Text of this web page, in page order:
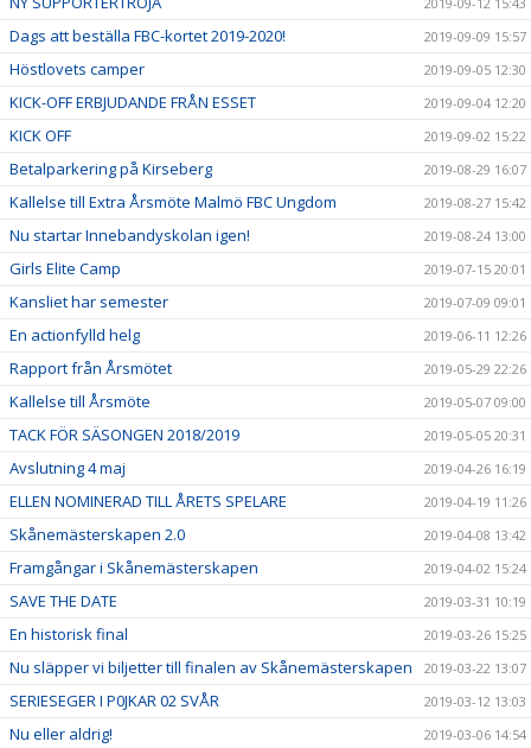
Dags att beställa FBC-kortet 2019-2020! 2019-09-09 15:57
Höstlovets camper 2019-09-05 12:30
KICK-OFF ERBJUDANDE FRÅN ESSET 2019-09-04 12:20
KICK OFF 2019-09-02 15:22
Betalparkering på Kirseberg 2019-08-29 16:07
Kallelse till Extra Årsmöte Malmö FBC Ungdom 2019-08-27 15:42
Nu startar Innebandyskolan igen! 2019-08-24 13:00
Girls Elite Camp 2019-07-15 20:01
Kansliet har semester 2019-07-09 09:01
En actionfylld helg 2019-06-11 12:26
Rapport från Årsmötet 2019-05-29 22:26
Kallelse till Årsmöte 2019-05-07 09:00
TACK FÖR SÄSONGEN 2018/2019 2019-05-05 20:31
Avslutning 4 maj 2019-04-26 16:19
ELLEN NOMINERAD TILL ÅRETS SPELARE 2019-04-19 11:26
Skånemästerskapen 2.0 2019-04-08 13:42
Framgångar i Skånemästerskapen 2019-04-02 15:24
SAVE THE DATE 2019-03-31 10:19
En historisk final 2019-03-26 15:25
Nu släpper vi biljetter till finalen av Skånemästerskapen 2019-03-22 13:07
SERIESEGER I P0JKAR 02 SVÅR 2019-03-12 13:03
Nu eller aldrig! 2019-03-06 14:54